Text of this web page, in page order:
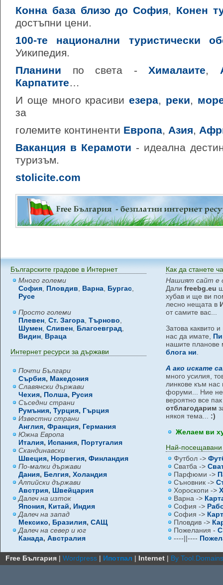
Конна база близо до София, Конен
достъпни цени.
100-те национални туристически
Уикипедия.
Планини по света -Хималаите,
Карпатите…
И още много красивиезера, реки,
за
големите континенти Европа, Азия,
Ваканция в Керамоти - идеална
туризъм.
stolicite.com
Българските градове в Интернет
Много големи
София, Пловдив, Варна, Бургас,
Русе
Просто големи
Плевен, Ст. Загора, Търново,
Шумен, Сливен, Благоевград,
Видин, Враца
Интернет ресурси за държави
Почти Българи
Сърбия, Македония
Славянски държави
Чехия, Полша, Русия
Съседни страни
Румъния, Турция, Гърция
Известни страни
Англия, Франция, Германия
Южна Европа
Италия, Испания, Португалия
Скандинавски
Швеция, Норвегия, Финландия
По-малки държави
Дания, Белгия, Холандия
Алпийски държави
Австрия, Швейцария
Далеч на изток
Япония, Китай, Индия
Далеч на запад
Мексико, Бразилия, САЩ
Далеч на север и юг
Канада, Австралия
Как да станете
Нашият сайт е
Далиfreebg.eu
хубав и ще ви
лесно нещата в
от самите вас...
Затова каквито и
нас да имате,
нашите планове
блога ни.
А ако искате
много усилия,
линкове към нас
форуми... Ние не
вероятно все
отблагодарим
някоя тема... :)
Желаем ви
Най-посещавани
Футбол ->
Сватба ->
Парфюми ->
Съновник ->
Хороскопи ->
Варна ->
София ->
София ->
Пловдив ->
Пожелания -
----||----
Free България | Wordpress | Ипотпал | Internet | By Tool.Domains